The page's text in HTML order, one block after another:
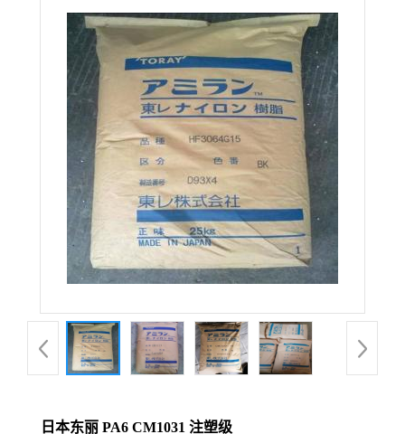
日本东丽 PA6 CM1031 注塑级